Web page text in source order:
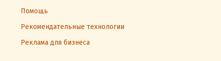
Помощь
Рекомендательные технологии
Реклама для бизнеса